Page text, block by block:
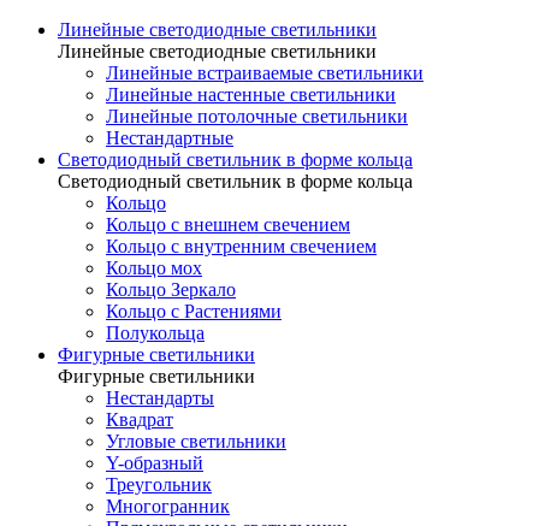
Линейные светодиодные светильники
Линейные светодиодные светильники
Линейные встраиваемые светильники
Линейные настенные светильники
Линейные потолочные светильники
Нестандартные
Светодиодный светильник в форме кольца
Светодиодный светильник в форме кольца
Кольцо
Кольцо с внешнем свечением
Кольцо с внутренним свечением
Кольцо мох
Кольцо Зеркало
Кольцо с Растениями
Полукольца
Фигурные светильники
Фигурные светильники
Нестандарты
Квадрат
Угловые светильники
Y-образный
Треугольник
Многогранник